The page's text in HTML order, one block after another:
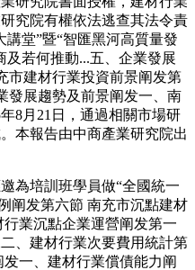
究院有權依法逃查其法令責
堂”暨“智匯黑河高質量發
及若何推動...五、企業發展
市建材行業投資前景阐发第
發展趨勢及前景阐发一、南
8月21日，通過相關市場研
本報告由中商產業研究院出
培訓班學員做“全國統一
阐发第六節 南充市沉點建材
業沉點企業運營阐发第一
、建材行業次要費用統計第
一、建材行業償債能力阐